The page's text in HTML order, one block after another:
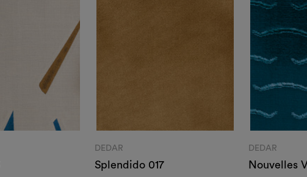
DEDAR
Splendido 017
DEDAR
Nouvelles